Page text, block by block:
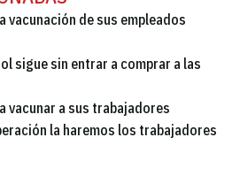
vacunación de sus empleados
sigue sin entrar a comprar a las
vacunar a sus trabajadores
la haremos los trabajadores